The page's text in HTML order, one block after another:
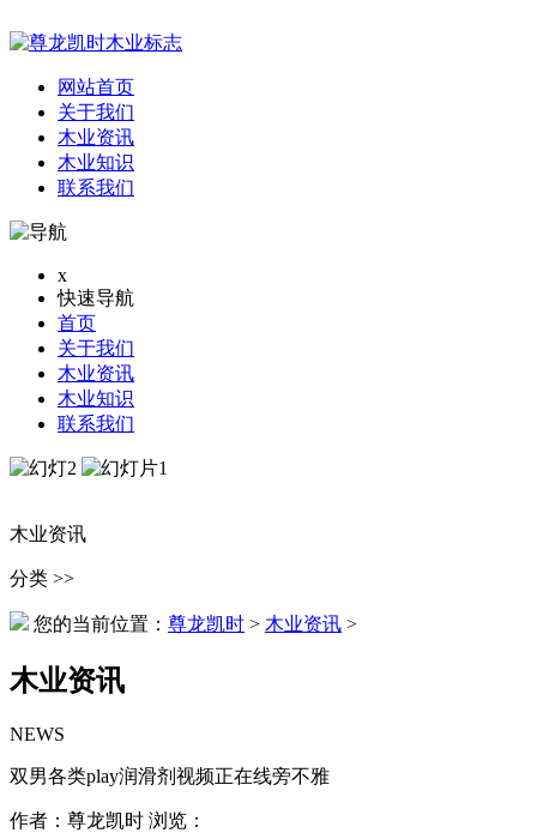
网站首页
关于我们
木业资讯
木业知识
联系我们
x
快速导航
首页
关于我们
木业资讯
木业知识
联系我们
木业资讯
分类 >>
您的当前位置： 尊龙凯时 > 木业资讯 >
木业资讯
NEWS
双男各类play润滑剂视频正在线旁不雅
作者：尊龙凯时 浏览：